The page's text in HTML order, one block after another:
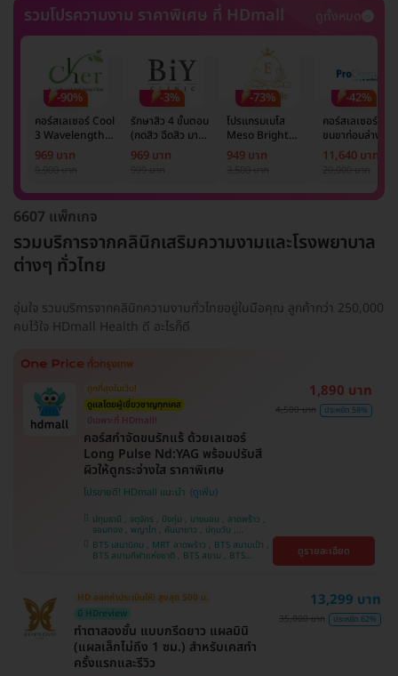
รวมโปรความงาม ราคาพิเศษ ที่ HDmall
ดูทั้งหมด
-90%
คอร์สเลเซอร์ Cool
3 Wavelength
Diode กำจัดขน
รักแร้ 1 ปี 12 ครั้ง
969 บาท
-3%
รักษาสิว 4 ขั้นตอน
(กดสิว ฉีดสิว มาส์ก
หน้า และฉายแสง)
1 ครั้ง
969 บาท
-73%
โปรแกรมเมโส
Meso Bright
จำนวนซีซีขึ้นอยู่กับ
แพทย์ประเมิน เพื่อ
ครั้ง
949 บาท
-42%
คอร์สเลเซอร์กำจั
ขนขาท่อนล่าง 2
ข้าง 5 ครั้ง ด้วย
เลเซอร์
11,640 บาท
6607 แพ็กเกจ
รวมบริการจากคลินิกเสริมความงามและโรงพยาบาล
ต่างๆ ทั่วไทย
อุ่นใจ รวมบริการจากคลินิกความงามทั่วไทยอยู่ในมือคุณ ลูกค้ากว่า 250,000
คนไว้ใจ HDmall Health ดี อะไรก็ดี
ถูกที่สุดในเว็บ!
ดูแลโดยผู้เชี่ยวชาญทุกเคส
มีเฉพาะที่ HDmall!
คอร์สกำจัดขนรักแร้ ด้วยเลเซอร์
Long Pulse Nd:YAG พร้อมปรับสี
ผิวให้ดูกระจ่างใส ราคาพิเศษ
โปรขายดี! HDmall แนะนำ
ปทุมธานี , จตุจักร , บึงกุ่ม , บางบอน , ลาดพร้าว ,
จอมทอง , พญาไท , คันนายาว , ปทุมวัน ,
สมุทรปราการ , ราษฎร์บูรณะ , พระโขนง , บางรัก ,
บริการถึงบ้าน , ภาษีเจริญ , ราชเทวี , หนองแขม ,
บางนา , คลองเตย , ตลิ่งชัน
BTS เสนานิคม , MRT ลาดพร้าว , BTS สนามเป้า ,
BTS สนามกีฬาแห่งชาติ , BTS สยาม , BTS
สะพานควาย
1,890 บาท
4,500 บาท ประหยัด 58%
ดูรายละเอียด
HD ออกค่าประเมินให้! สูงสุด 500 บ.
มี HDreview
ทำตาสองชั้น แบบกรีดยาว แผลมินิ
(แผลเล็กไม่ถึง 1 ซม.) สำหรับเคสทำ
ครั้งแรกและรีวิว
13,299 บาท
35,000 บาท ประหยัด 62%